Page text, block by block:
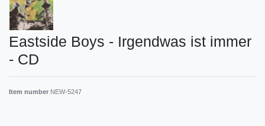
Eastside Boys - Irgendwas ist immer
- CD
Item number NEW-5247